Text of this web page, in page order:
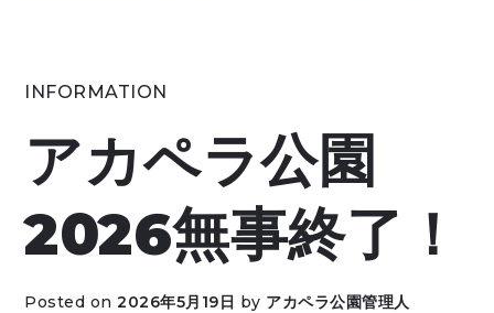
INFORMATION
アカペラ公園
2026無事終了！
Posted on2026年5月19日 by アカペラ公園管理人